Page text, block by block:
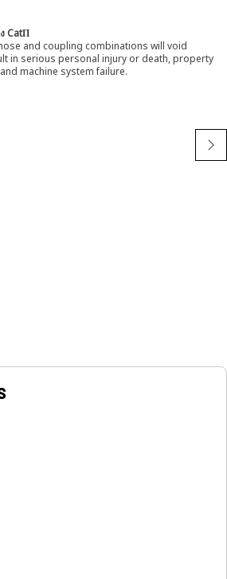
CatΠ
and coupling combinations will void
in serious personal injury or death, property
machine system failure.